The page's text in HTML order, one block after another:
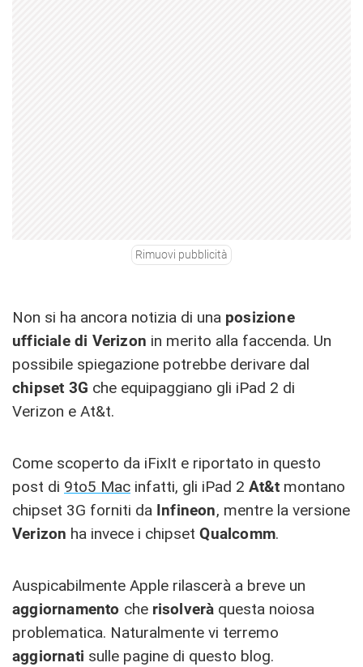
Rimuovi pubblicità
Non si ha ancora notizia di una posizione
ufficiale di Verizon in merito alla faccenda. Un
possibile spiegazione potrebbe derivare dal
chipset 3G che equipaggiano gli iPad 2 di
Verizon e At&t.
Come scoperto da iFixIt e riportato in questo
post di 9to5 Mac infatti, gli iPad 2 At&t montano
chipset 3G forniti da Infineon, mentre la versione
Verizon ha invece i chipsetQualcomm.
Auspicabilmente Apple rilascerà a breve un
aggiornamento che risolverà questa noiosa
problematica. Naturalmente vi terremo
aggiornati sulle pagine di questo blog.